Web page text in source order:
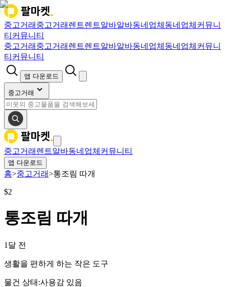
중고거래 중고거래 렌트렌트알바알바동네업체 동네업체 커뮤니
티 커뮤니티
중고거래 중고거래 렌트렌트알바알바동네업체 동네업체 커뮤니
티 커뮤니티
앱 다운로드
중고거래
중고거래 렌트알바동네업체 커뮤니티
앱 다운로드
홈>중고거래>통조림 따개
$2
통조림 따개
1달 전
생활을 편하게 하는 작은 도구
물건 상태 :사용감 있음